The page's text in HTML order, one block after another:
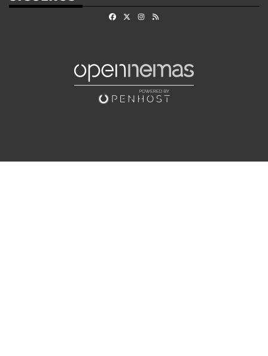
FacebookInstagram